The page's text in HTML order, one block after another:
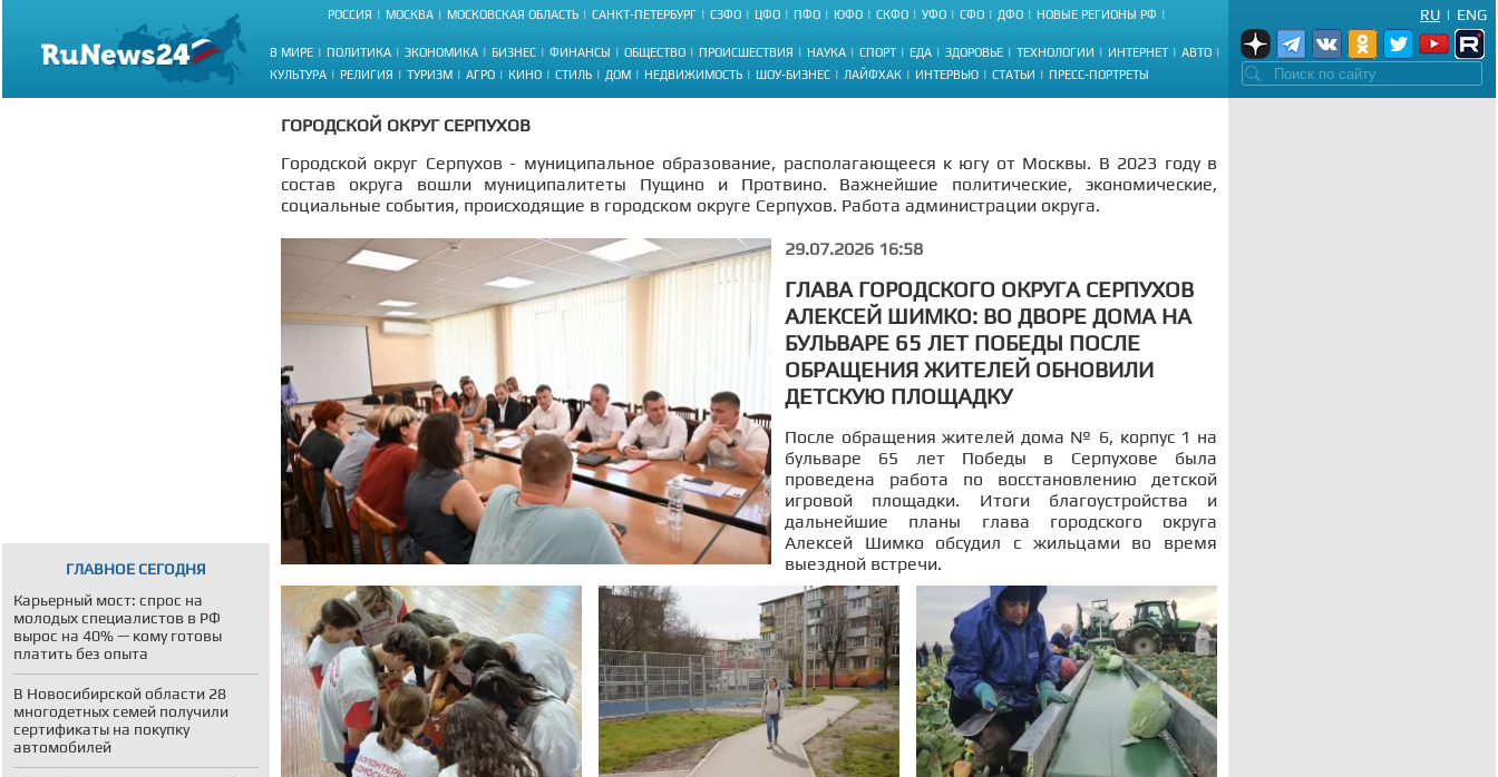
РОССИЯ МОСКВА МОСКОВСКАЯ ОБЛАСТЬ САНКТ-ПЕТЕРБУРГ СЗФО ЦФО ПФО ЮФО СКФО УФО СФО ДФО НОВЫЕ РЕГИОНЫ РФ
В МИРЕ ПОЛИТИКА ЭКОНОМИКА БИЗНЕС ФИНАНСЫ ОБЩЕСТВО ПРОИСШЕСТВИЯ НАУКА СПОРТ ЕДА ЗДОРОВЬЕ ТЕХНОЛОГИИ ИНТЕРНЕТ
АВТО
КУЛЬТУРА
РЕЛИГИЯ ТУРИЗМ АГРО КИНО СТИЛЬ ДОМ НЕДВИЖИМОСТЬ ШОУ-БИЗНЕС ЛАЙФХАК ИНТЕРВЬЮ СТАТЬИ ПРЕСС-ПОРТРЕТЫ
ENG
|
RU
ГЛАВНОЕ СЕГОДНЯ
Карьерный мост: спрос на
молодых специалистов в РФ
вырос на 40% — кому готовы
платить без опыта
В Новосибирской области 28
многодетных семей получили
сертификаты на покупку
автомобилей
ГОРОДСКОЙ ОКРУГ СЕРПУХОВ
Городской округ Серпухов - муниципальное образование, располагающееся к югу от Москвы. В 2023 году в
состав округа вошли муниципалитеты Пущино и Протвино. Важнейшие политические, экономические,
социальные события, происходящие в городском округе Серпухов. Работа администрации округа.
29.07.2026 16:58
ГЛАВА ГОРОДСКОГО ОКРУГА СЕРПУХОВ
АЛЕКСЕЙ ШИМКО: ВО ДВОРЕ ДОМА НА
БУЛЬВАРЕ 65 ЛЕТ ПОБЕДЫ ПОСЛЕ
ОБРАЩЕНИЯ ЖИТЕЛЕЙ ОБНОВИЛИ
ДЕТСКУЮ ПЛОЩАДКУ
После обращения жителей дома № 6, корпус 1 на
бульваре 65 лет Победы в Серпухове была
проведена работа по восстановлению детской
игровой площадки. Итоги благоустройства и
дальнейшие планы глава городского округа
Алексей Шимко обсудил с жильцами во время
выездной встречи.